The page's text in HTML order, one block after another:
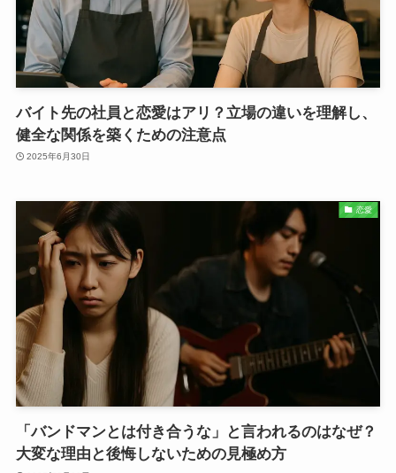
バイト先の社員と恋愛はアリ？立場の違いを理解し、
健全な関係を築くための注意点
2025年6月30日
恋愛
「バンドマンとは付き合うな」と言われるのはなぜ？
大変な理由と後悔しないための見極め方